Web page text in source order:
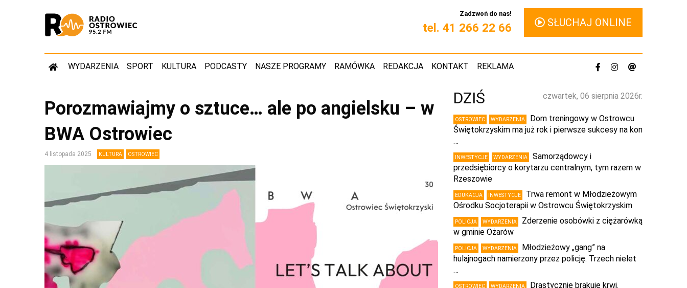
Zadzwoń do nas!
tel. 41 266 22 66 SŁUCHAJ ONLINE
WYDARZENIA SPORT KULTURA PODCASTY NASZE PROGRAMY RAMÓWKA REDAKCJA KONTAKT REKLAMA
Porozmawiajmy o sztuce… ale po angielsku – w
BWA Ostrowiec
4 listopada 2025 KULTURA OSTROWIEC
czwartek, 06 sierpnia 2026r.
DZIŚ
OSTROWIEC WYDARZENIA
Dom treningowy w Ostrowcu
Świętokrzyskim ma już rok i pierwsze sukcesy na kon
…
INWESTYCJE WYDARZENIA
Samorządowcy i
przedsiębiorcy o korytarzu centralnym, tym razem w
Rzeszowie
EDUKACJA INWESTYCJE
Trwa remont w Młodzieżowym
Ośrodku Socjoterapii w Ostrowcu Świętokrzyskim
POLICJA WYDARZENIA
Zderzenie osobówki z ciężarówką
w gminie Ożarów
POLICJA WYDARZENIA
Młodzieżowy „gang” na
hulajnogach namierzony przez policję. Trzech nielet
…
OSTROWIEC WYDARZENIA
Drastycznie brakuje krwi.